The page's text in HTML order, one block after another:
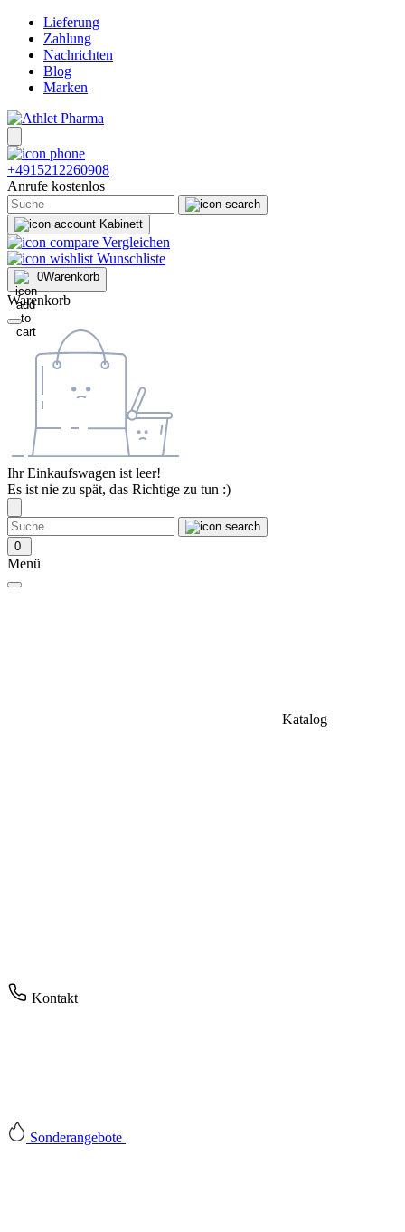
Lieferung
Zahlung
Nachrichten
Blog
Marken
+4915212260908
Anrufe kostenlos
Kabinett
Vergleichen
Wunschliste
0Warenkorb
Warenkorb
Ihr Einkaufswagen ist leer!
Es ist nie zu spät, das Richtige zu tun :)
0
Menü
Katalog
Kontakt
Sonderangebote